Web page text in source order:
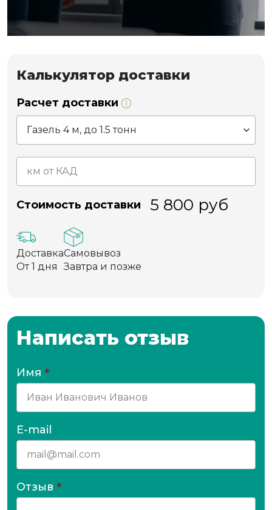
Калькулятор доставки
Расчет доставки
Стоимость доставки 5 800 руб
Доставка
От 1 дня
Самовывоз
Завтра и позже
Написать отзыв
Имя *
E-mail
Отзыв *